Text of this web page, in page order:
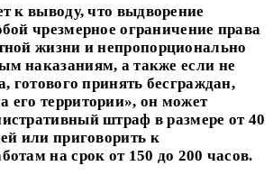
к выводу, что выдворение
чрезмерное ограничение права
жизни и непропорционально
наказаниям, а также если не
готового принять бесграждан,
его территории», он может
штраф в размере от 40
или приговорить к
на срок от 150 до 200 часов.